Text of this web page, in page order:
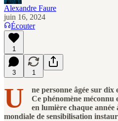
Alexandre Faure
juin 16, 2024
Écouter
1
3 1
U
ne personne âgée sur dix
Ce phénomène méconnu
en lumière chaque année
mondiale de sensibilisation